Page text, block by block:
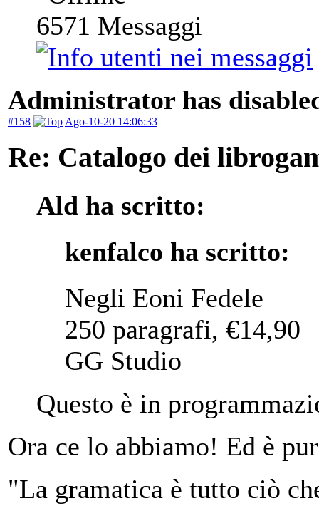
6571 Messaggi
Administrator has
#158 Ago-10-20 14:06:33
Re: Catalogo dei
Ald ha scritto:
kenfalco ha scritto:
Negli Eoni Fedele
250 paragrafi, €14,90
GG Studio
Questo è in
Ora ce lo abbiamo! Ed è
"La gramatica è tutto ciò